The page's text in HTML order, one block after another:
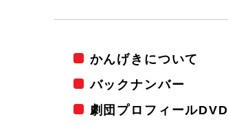
かんげきについて
バックナンバー
劇団プロフィールDVD